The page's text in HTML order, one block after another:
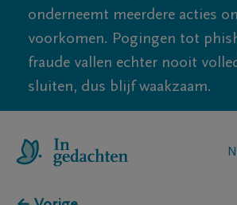
onderneemt meerdere acties
voorkomen. Pogingen tot
fraude vallen echter nooit
sluiten, dus blijf waakzaam.